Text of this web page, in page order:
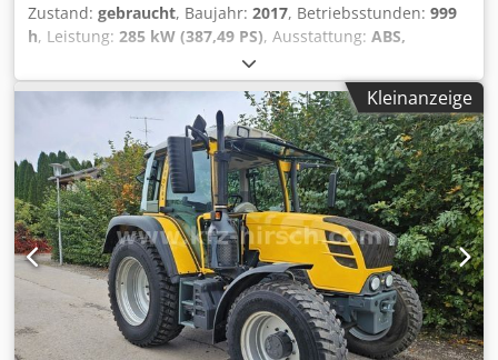
Zustand: gebraucht, Baujahr: 2017, Betriebsstunden: 999
h, Leistung: 285 kW (387,49 PS), Ausstattung: ABS,
Allradantrieb, Fronthubwerk, Kabine, Klimaanlage,
Standheizung, Betriebsstunden sind nicht ablesbar
Fahrzeug nicht fahrbereit!! * John Deere Steuersystem mit
Telematiksystem * Klimaautomatik * Freisprecheinrichtung
* Rückfahrkamerasystem mit externem Monitor
Dcedjzrkpqjpfx Ahzsk * 2 Sitzplatz ----Fahrzeugnummer
12301 -----Irrtümer & Zwischenverkauf vorbehalten
Kleinanzeige